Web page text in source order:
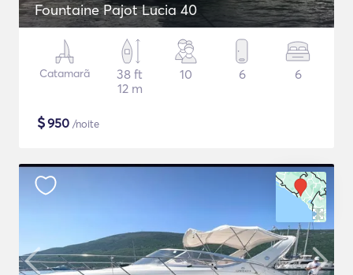
Fountaine Pajot Lucia 40
Catamarã
38 ft
12 m
10 6 6
$950 /noite